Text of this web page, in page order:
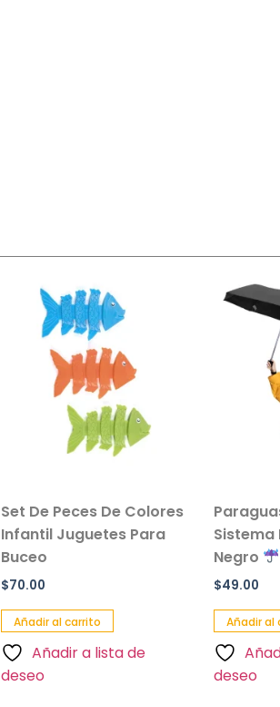
Set De Peces De Colores
Infantil Juguetes Para
Buceo
$70.00
Añadir al carrito
Añadir a lista de
deseo
Sistema
Negro
$49.00
Añadir al
deseo